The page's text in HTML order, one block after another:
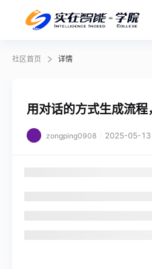
社区首页 详情
用对话的方式生成流
zongping0908 2025-05-